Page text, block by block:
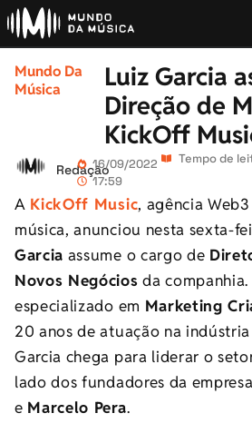
Mundo Da
Música
Luiz Garcia
Direção de
KickOff
Redação16/09/2022
17:59
Tempo de
A KickOff Music, agência
música, anunciou nesta sexta-
Garcia assume o cargo de
Novos Negócios da
especializado em Marketing
20 anos de atuação na
Garcia chega para liderar o
lado dos fundadores da
e Marcelo Pera.